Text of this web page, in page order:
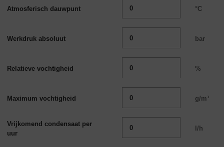
Atmosferisch dauwpunt °C
Werkdruk absoluut bar
Relatieve vochtigheid %
Maximum vochtigheid g/m³
Vrijkomend condensaat per
uur
l/h